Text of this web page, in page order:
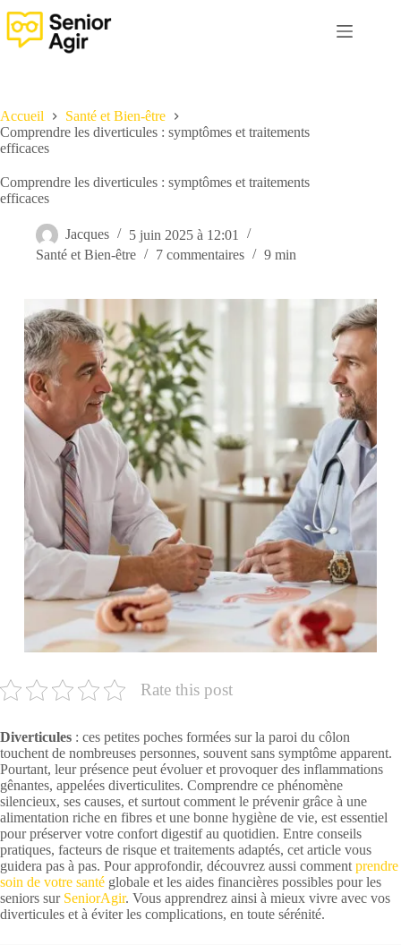
au
contenu
Accueil
Santé et Bien-être
Comprendre les diverticules : symptômes et traitements
efficaces
Comprendre les diverticules : symptômes et traitements
efficaces
Jacques
5 juin 2025 à 12:01
Santé et Bien-être
7 commentaires 9 min
Rate this post
Diverticules : ces petites poches formées sur la paroi du côlon
touchent de nombreuses personnes, souvent sans symptôme apparent.
Pourtant, leur présence peut évoluer et provoquer des inflammations
gênantes, appelées diverticulites. Comprendre ce phénomène
silencieux, ses causes, et surtout comment le prévenir grâce à une
alimentation riche en fibres et une bonne hygiène de vie, est essentiel
pour préserver votre confort digestif au quotidien. Entre conseils
pratiques, facteurs de risque et traitements adaptés, cet article vous
guidera pas à pas. Pour approfondir, découvrez aussi comment prendre
soin de votre santé globale et les aides financières possibles pour les
seniors sur SeniorAgir. Vous apprendrez ainsi à mieux vivre avec vos
diverticules et à éviter les complications, en toute sérénité.